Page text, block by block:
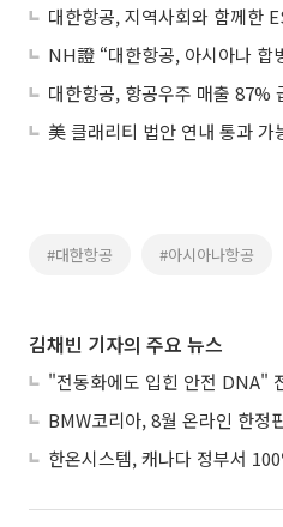
#대한항공 #아시아나항공
김채빈 기자의 주요 뉴스